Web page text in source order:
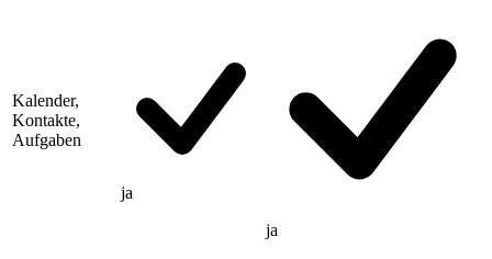
Kalender,
Kontakte,
Aufgaben
ja
ja